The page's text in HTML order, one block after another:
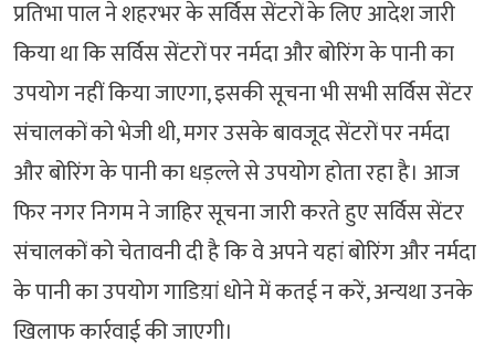
प्रतिभा पाल ने शहरभर के सर्विस सेंटरों के लिए आदेश जारी
किया था कि सर्विस सेंटरों पर नर्मदा और बोरिंग के पानी का
उपयोग नहीं किया जाएगा, इसकी सूचना भी सभी सर्विस सेंटर
संचालकों को भेजी थी, मगर उसके बावजूद सेंटरों पर नर्मदा
और बोरिंग के पानी का धड़ल्ले से उपयोग होता रहा है। आज
फिर नगर निगम ने जाहिर सूचना जारी करते हुए सर्विस सेंटर
संचालकों को चेतावनी दी है कि वे अपने यहां बोरिंग और नर्मदा
के पानी का उपयोग गाडिय़ां धोने में कतई न करें, अन्यथा उनके
खिलाफ कार्रवाई की जाएगी।